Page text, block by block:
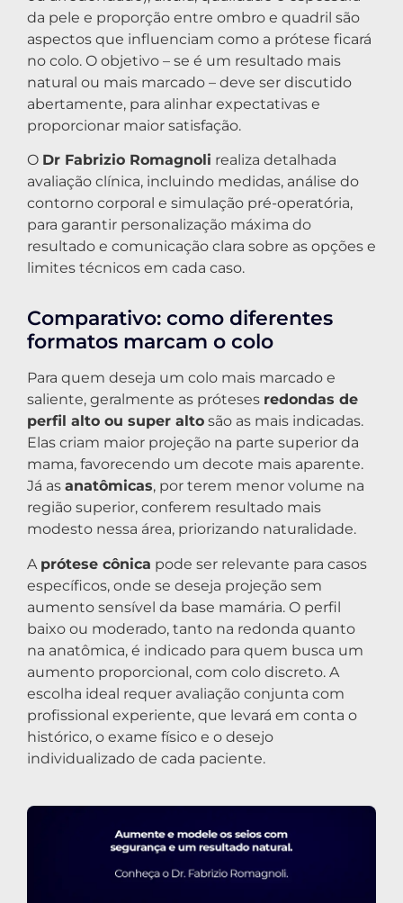
da pele e proporção entre ombro e quadril são
aspectos que influenciam como a prótese ficará
no colo. O objetivo – se é um resultado mais
natural ou mais marcado – deve ser discutido
abertamente, para alinhar expectativas e
proporcionar maior satisfação.
O Dr Fabrizio Romagnoli realiza detalhada
avaliação clínica, incluindo medidas, análise do
contorno corporal e simulação pré-operatória,
para garantir personalização máxima do
resultado e comunicação clara sobre as opções e
limites técnicos em cada caso.
Comparativo: como diferentes
formatos marcam o colo
Para quem deseja um colo mais marcado e
saliente, geralmente as próteses redondas de
perfil alto ou super alto são as mais indicadas.
Elas criam maior projeção na parte superior da
mama, favorecendo um decote mais aparente.
Já as anatômicas, por terem menor volume na
região superior, conferem resultado mais
modesto nessa área, priorizando naturalidade.
A prótese cônica pode ser relevante para casos
específicos, onde se deseja projeção sem
aumento sensível da base mamária. O perfil
baixo ou moderado, tanto na redonda quanto
na anatômica, é indicado para quem busca um
aumento proporcional, com colo discreto. A
escolha ideal requer avaliação conjunta com
profissional experiente, que levará em conta o
histórico, o exame físico e o desejo
individualizado de cada paciente.